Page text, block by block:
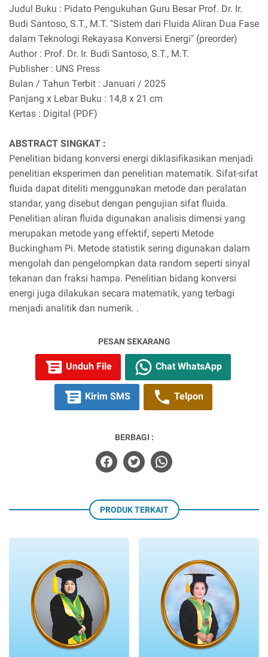
Judul Buku : Pidato Pengukuhan Guru Besar Prof. Dr. Ir.
Budi Santoso, S.T., M.T. "Sistem dari Fluida Aliran Dua Fase
dalam Teknologi Rekayasa Konversi Energi" (preorder)
Author : Prof. Dr. Ir. Budi Santoso, S.T., M.T.
Publisher : UNS Press
Bulan / Tahun Terbit : Januari / 2025
Panjang x Lebar Buku : 14,8 x 21 cm
Kertas : Digital (PDF)
ABSTRACT SINGKAT :
Penelitian bidang konversi energi diklasifikasikan menjadi
penelitian eksperimen dan penelitian matematik. Sifat-sifat
fluida dapat diteliti menggunakan metode dan peralatan
standar, yang disebut dengan pengujian sifat fluida.
Penelitian aliran fluida digunakan analisis dimensi yang
merupakan metode yang effektif, seperti Metode
Buckingham Pi. Metode statistik sering digunakan dalam
mengolah dan pengelompkan data random seperti sinyal
tekanan dan fraksi hampa. Penelitian bidang konversi
energi juga dilakukan secara matematik, yang terbagi
menjadi analitik dan numerik. .
PESAN SEKARANG
Unduh File Chat WhatsApp
Kirim SMS Telpon
BERBAGI :
PRODUK TERKAIT